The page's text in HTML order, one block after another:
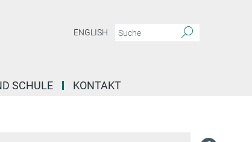
ENGLISH
SCHULE KONTAKT